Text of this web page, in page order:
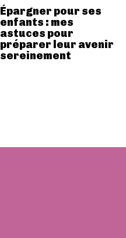
Épargner pour ses
enfants : mes
astuces pour
préparer leur avenir
sereinement